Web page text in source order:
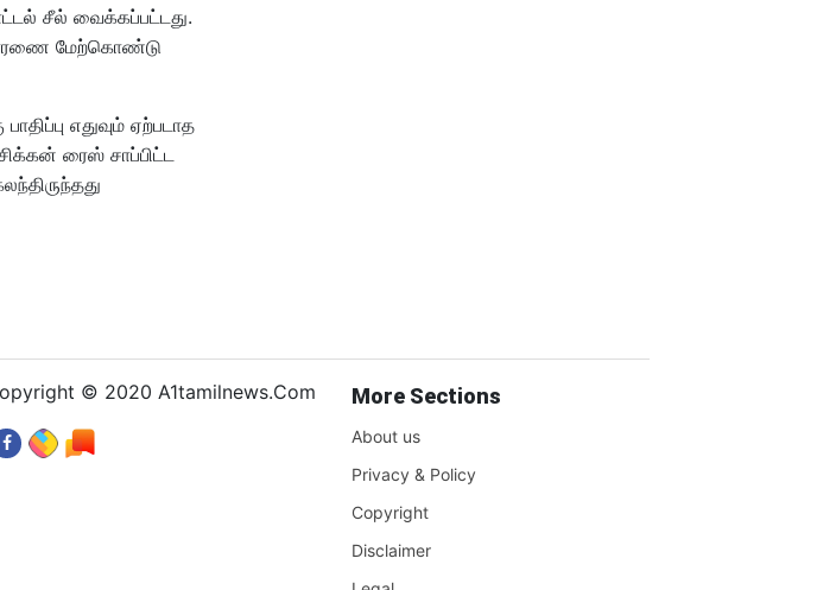
சீல் வைக்கப்பட்டது.
மேற்கொண்டு
எதுவும் ஏற்படாத
ரைஸ் சாப்பிட்ட
© 2020 A1tamilnews.Com More Sections
About us
Privacy & Policy
Copyright
Disclaimer